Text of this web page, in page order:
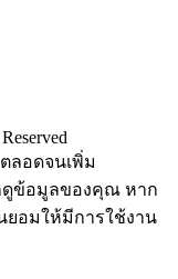
ลอดจนเพิ่ม
ดูข้อมูลของคุณ หาก
ยอมให้มีการใช้งาน